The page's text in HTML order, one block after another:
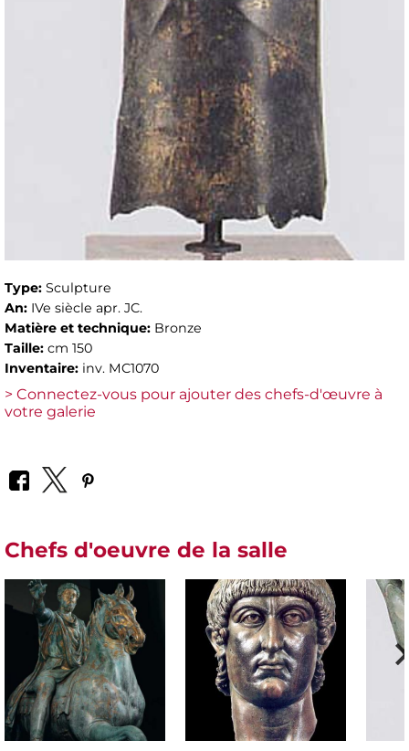
Type: Sculpture
An: IVe siècle apr. JC.
Matière et technique: Bronze
Taille: cm 150
Inventaire: inv. MC1070
> Connectez-vous pour ajouter des chefs-d'œuvre à
votre galerie
Chefs d'oeuvre de la salle